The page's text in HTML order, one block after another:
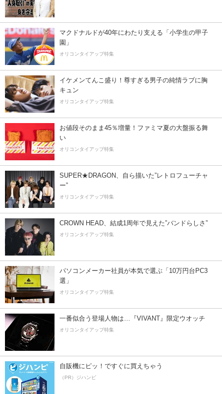
マクドナルドが40年にわたり支える「小学生の甲子
園」
オリコンタイアップ特集
イケメンてんこ盛り！尊すぎる男子の純情ラブに胸
キュン
オリコンタイアップ特集
お値段そのまま45％増量！ファミマ夏の大盤振る舞
い
オリコンタイアップ特集
SUPER★DRAGON、自ら描いた”レトロフューチャ
ー”
オリコンタイアップ特集
CROWN HEAD、結成1周年で見えた”バンドらしさ”
オリコンタイアップ特集
パソコンメーカー社員が本気で選ぶ「10万円台PC3
選」
オリコンタイアップ特集
一番似合う登場人物は…『VIVANT』限定ウオッチ
オリコンタイアップ特集
自販機にピッ！ですぐに買えちゃう
（PR）ジハンピ